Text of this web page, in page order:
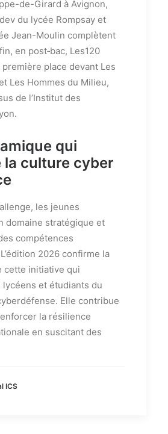
de-Girard à Avignon,
du lycée Rompsay et
Jean-Moulin complètent
en post‑bac, Les120
place devant Les
Les Hommes du Milieu,
de l’Institut des
qui
la culture cyber
les jeunes
domaine stratégique et
compétences
2026 confirme la
cette initiative qui
lycéens et étudiants du
Elle contribue
la résilience
en suscitant des
ICS